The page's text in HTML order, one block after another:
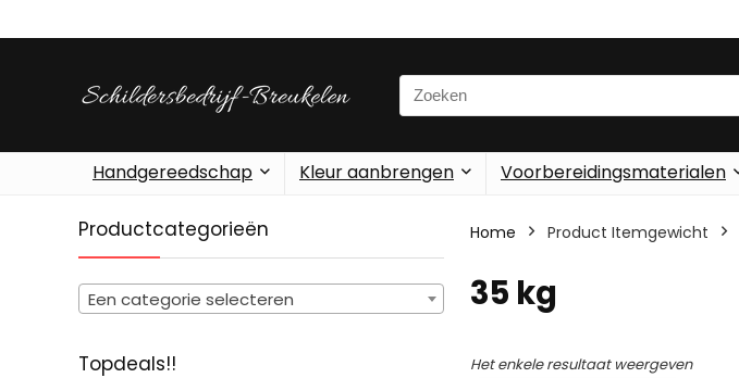
Search
for:
Handgereedschap Kleur aanbrengen Voorbereidingsmaterialen
Productcategorieën
Een categorie selecteren
Topdeals!!
Home Product Itemgewicht
‎35 kg
Het enkele resultaat weergeven